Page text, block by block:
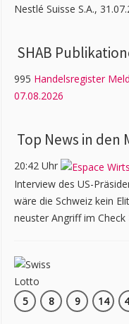
Nestlé Suisse S.A.,
SHAB
995 Handelsregister
07.08.2026
Top News in den
20:42 Uhr
Interview des US-
wäre die Schweiz kein
neuster Angriff im Check
5 8 9 14